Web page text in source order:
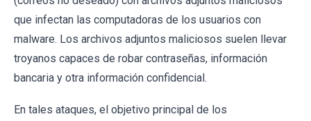
que infectan las computadoras de los usuarios con
malware. Los archivos adjuntos maliciosos suelen llevar
troyanos capaces de robar contraseñas, información
bancaria y otra información confidencial.
En tales ataques, el objetivo principal de los